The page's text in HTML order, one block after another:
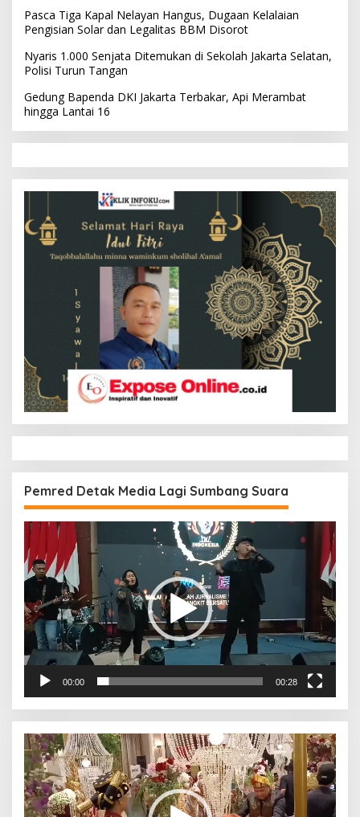
Pasca Tiga Kapal Nelayan Hangus, Dugaan Kelalaian
Pengisian Solar dan Legalitas BBM Disorot
Nyaris 1.000 Senjata Ditemukan di Sekolah Jakarta Selatan,
Polisi Turun Tangan
Gedung Bapenda DKI Jakarta Terbakar, Api Merambat
hingga Lantai 16
Pemred Detak Media Lagi Sumbang Suara
Pemutar
Video
00:00 00:28
Pemutar
Video